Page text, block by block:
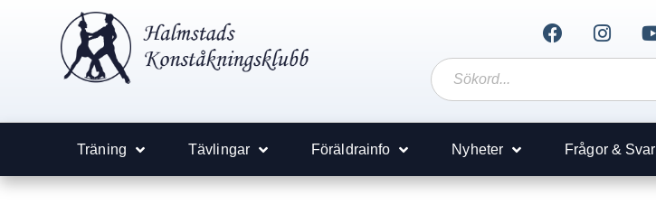
Träning Tävlingar Föräldrainfo Nyheter Frågor & Svar